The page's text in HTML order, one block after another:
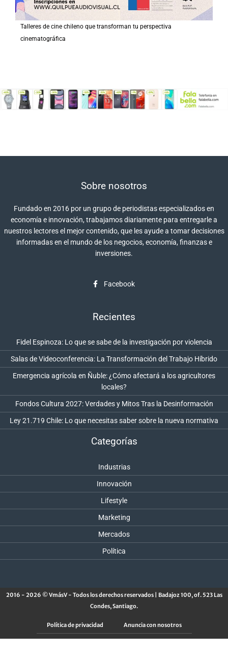
Talleres de cine chileno que transforman tu perspectiva
cinematográfica
Sobre nosotros
Fundado en 2016 por un grupo de periodistas especializados en
economía e innovación, trabajamos diariamente para entregarle a
nuestros lectores el mejor contenido, que les ayude a tomar decisiones
informadas en el mundo de los negocios, economía, finanzas e
inversiones.
Facebook
Recientes
Fidel Espinoza: Lo que se sabe de la investigación por violencia
Salas de Videoconferencia: La Transformación del Trabajo Híbrido
Emergencia agrícola en Ñuble: ¿Cómo afectará a los agricultores
locales?
Fondos Cultura 2027: Verdades y Mitos Tras la Desinformación
Ley 21.719 Chile: Lo que necesitas saber sobre la nueva normativa
Categorías
Industrias
Innovación
Lifestyle
Marketing
Mercados
Política
2016 - 2026 © VmásV - Todos los derechos reservados | Badajoz 100, of. 523 Las
Condes, Santiago.
Política de privacidad Anuncia con nosotros